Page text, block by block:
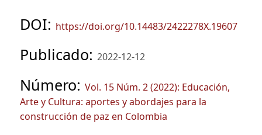
DOI: https://doi.org/10.14483/2422278X.19607
Publicado: 2022-12-12
Número: Vol. 15 Núm. 2 (2022): Educación,
Arte y Cultura: aportes y abordajes para la
construcción de paz en Colombia